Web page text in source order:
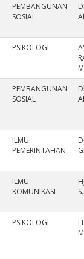
PEMBANGUNAN
SOSIAL
PSIKOLOGI
PEMBANGUNAN
SOSIAL
ILMU
PEMERINTAHAN
ILMU
KOMUNIKASI
PSIKOLOGI